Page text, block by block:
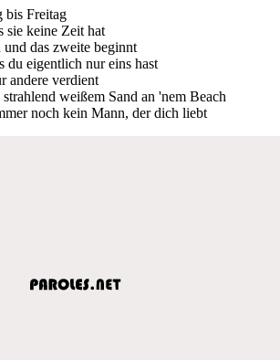
bis Freitag
sie keine Zeit hat
das zweite beginnt
du eigentlich nur eins hast
andere verdient
weißem Sand an 'nem Beach
noch kein Mann, der dich liebt